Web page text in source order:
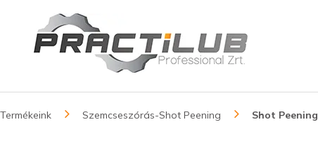
Termékeink Szemcseszórás-Shot Peening Shot Peening